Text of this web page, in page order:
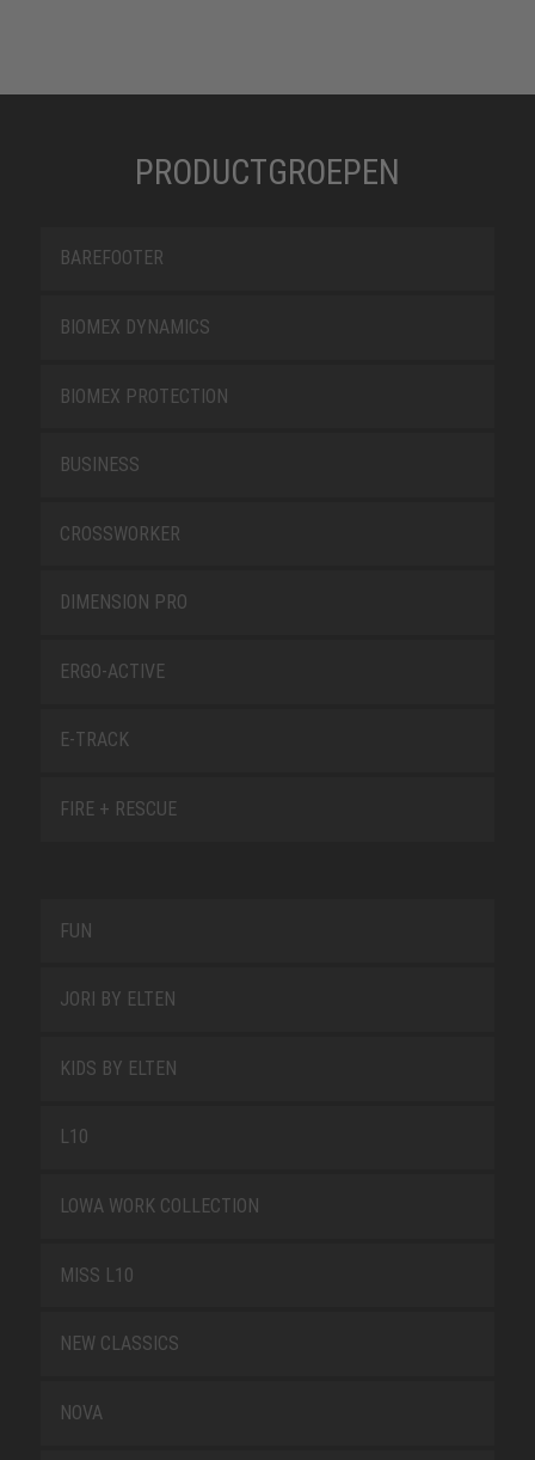
PRODUCTGROEPEN
BAREFOOTER
BIOMEX DYNAMICS
BIOMEX PROTECTION
BUSINESS
CROSSWORKER
DIMENSION PRO
ERGO-ACTIVE
E-TRACK
FIRE + RESCUE
FUN
JORI BY ELTEN
KIDS BY ELTEN
L10
LOWA WORK COLLECTION
MISS L10
NEW CLASSICS
NOVA